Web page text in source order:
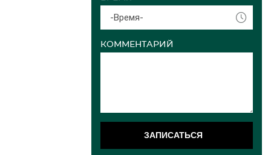
-Время-
КОММЕНТАРИЙ
ЗАПИСАТЬСЯ